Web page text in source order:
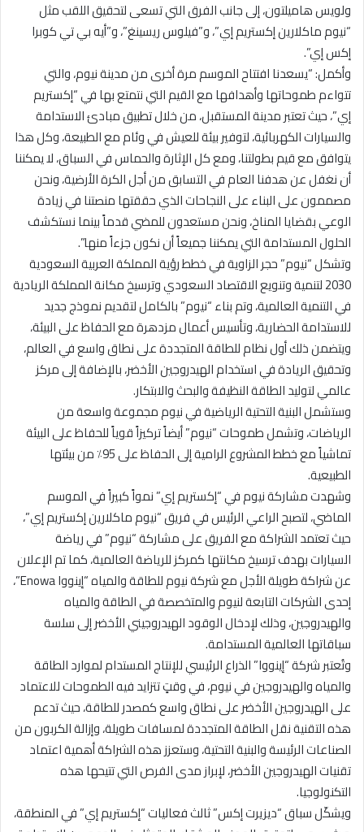
ولويس هاميلتون، إلى جانب الفرق التي تسعى لتحقيق اللقب مثل
“نيوم ماكلارين إكستريم إي”، و”فيلوس ريسينغ”، و”أيه بي تي كوبرا
إكس إي”.
وأكمل: “يسعدنا افتتاح الموسم مرة أخرى من مدينة نيوم، والتي
تتواءم طموحاتها وأهدافها مع القيم التي نتمتع بها في “إكستريم
إي”، حيث تعتبر مدينة المستقبل، من خلال تطبيق مبادئ الاستدامة
والسيارات الكهربائية، لتوفير بيئة للعيش في وئام مع الطبيعة، وكل هذا
يتوافق مع قيم بطولتنا، ومع كل الإثارة والحماس في السباق، لا يمكننا
أن نغفل عن هدفنا العام في التسابق من أجل الكرة الأرضية، ونحن
مصممون على البناء على النجاحات الذي حققتها منصتنا في زيادة
الوعي بقضايا المناخ، ونحن مستعدون للمضي قدماً بينما نستكشف
الحلول المستدامة التي يمكننا جميعاً أن نكون جزءاً منها”.
وتشكل “نيوم” حجر الزاوية في خطط رؤية المملكة العربية السعودية
2030 لتنمية وتنويع الاقتصاد السعودي وترسيخ مكانة المملكة الريادية
في التنمية العالمية، وتم بناء “نيوم” بالكامل لتقديم نموذج جديد
للاستدامة الحضارية، وتأسيس أعمال مزدهرة مع الحفاظ على البيئة،
ويتضمن ذلك أول نظام للطاقة المتجددة على نطاق واسع في العالم،
وتحقيق الريادة في استخدام الهيدروجين الأخضر، بالإضافة إلى مركز
عالمي لتوليد الطاقة النظيفة والبحث والابتكار.
وستشمل البنية التحتية الرياضية في نيوم مجموعة واسعة من
الرياضات، وتشمل طموحات “نيوم” أيضاً تركيزاً قوياً للحفاظ على البيئة
تماشياً مع خطط المشروع الرامية إلى الحفاظ على 95٪ من بيئتها
الطبيعية.
وشهدت مشاركة نيوم في “إكستريم إي” نمواً كبيراً في الموسم
الماضي، لتصبح الراعي الرئيس في فريق “نيوم ماكلارين إكستريم إي”،
حيث تعتمد الشراكة مع الفريق على مشاركة “نيوم” في رياضة
السيارات بهدف ترسيخ مكانتها كمركز للرياضة العالمية، كما تم الإعلان
عن شراكة طويلة الأجل مع شركة نيوم للطاقة والمياه “إينووا Enowa”،
إحدى الشركات التابعة لنيوم والمتخصصة في الطاقة والمياه
والهيدروجين، وذلك لإدخال الوقود الهيدروجيني الأخضر إلى سلسة
سباقاتها العالمية المستدامة.
وتُعتبر شركة “إينووا” الذراع الرئيسي للإنتاج المستدام لموارد الطاقة
والمياه والهيدروجين في نيوم، في وقتٍ تتزايد فيه الطموحات للاعتماد
على الهيدروجين الأخضر على نطاق واسع كمصدر للطاقة، حيث تدعم
هذه التقنية نقل الطاقة المتجددة لمسافات طويلة، وإزالة الكربون من
الصناعات الرئيسة والبنية التحتية، وستعزز هذه الشراكة أهمية اعتماد
تقنيات الهيدروجين الأخضر، لإبراز مدى الفرص التي تتيحها هذه
التكنولوجيا.
ويشكّل سباق “ديزيرت إكس” ثالث فعاليات “إكستريم إي” في المنطقة،